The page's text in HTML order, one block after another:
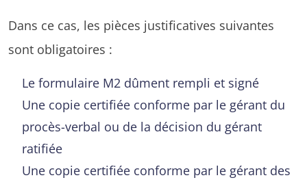
Dans ce cas, les pièces justificatives suivantes
sont obligatoires :
Le formulaire M2 dûment rempli et signé
Une copie certifiée conforme par le gérant du
procès-verbal ou de la décision du gérant
ratifiée
Une copie certifiée conforme par le gérant des